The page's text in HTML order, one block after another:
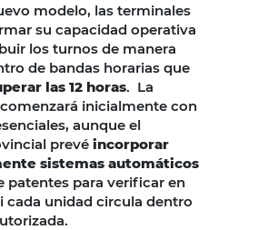
modelo, las terminales
su capacidad operativa
los turnos de manera
de bandas horarias que
las 12 horas. La
inicialmente con
aunque el
prevé incorporar
sistemas automáticos
patentes para verificar en
cada unidad circula dentro